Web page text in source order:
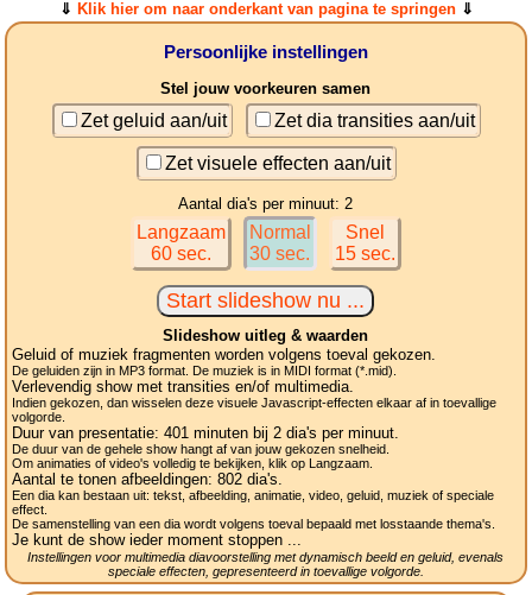
⇓ Klik hier om naar onderkant van pagina te springen⇓
Persoonlijke instellingen
Stel jouw voorkeuren samen
Zet geluid aan/uit Zet dia transities aan/uit
Zet visuele effecten aan/uit
Aantal dia's per minuut: 2
Langzaam
60 sec.
Normal
30 sec.
Snel
15 sec.
Slideshow uitleg & waarden
Geluid of muziek fragmenten worden volgens toeval gekozen.
De geluiden zijn in MP3 format. De muziek is in MIDI format (*.mid).
Verlevendig show met transities en/of multimedia.
Indien gekozen, dan wisselen deze visuele Javascript-effecten elkaar af in toevallige
volgorde.
Duur van presentatie: 401 minuten bij 2 dia's per minuut.
De duur van de gehele show hangt af van jouw gekozen snelheid.
Om animaties of video's volledig te bekijken, klik op Langzaam.
Aantal te tonen afbeeldingen: 802dia's.
Een dia kan bestaan uit: tekst, afbeelding, animatie, video, geluid, muziek of speciale
effect.
De samenstelling van een dia wordt volgens toeval bepaald met losstaande thema's.
Je kunt de show ieder moment stoppen ...
Instellingen voor multimedia diavoorstelling met dynamisch beeld en geluid, evenals
speciale effecten, gepresenteerd in toevallige volgorde.